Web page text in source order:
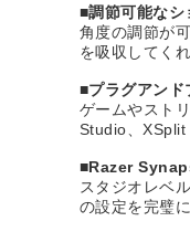
■調節可能なシ
角度の調節が
を吸収してく
■プラグアンド
ゲームやスト
Studio、XSplit
■Razer
スタジオレベ
の設定を完璧